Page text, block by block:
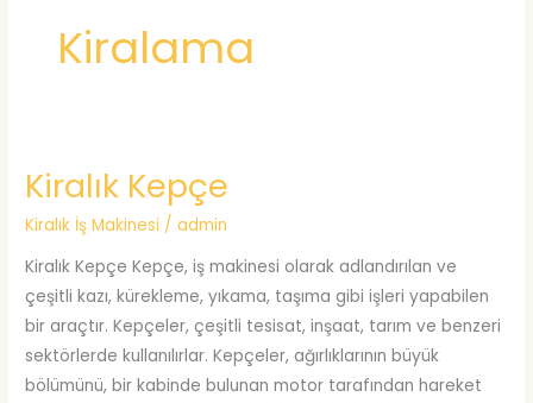
Kiralama
Kiralık Kepçe
Kiralık İş Makinesi /admin
Kiralık Kepçe Kepçe, iş makinesi olarak adlandırılan ve
çeşitli kazı, kürekleme, yıkama, taşıma gibi işleri yapabilen
bir araçtır. Kepçeler, çeşitli tesisat, inşaat, tarım ve benzeri
sektörlerde kullanılırlar. Kepçeler, ağırlıklarının büyük
bölümünü, bir kabinde bulunan motor tarafından hareket